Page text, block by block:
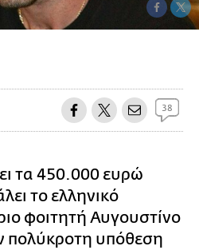
38
τα 450.000 ευρώ
το ελληνικό
φοιτητή Αυγουστίνο
πολύκροτη υπόθεση